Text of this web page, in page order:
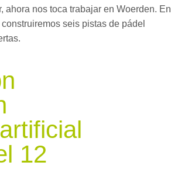
ahora nos toca trabajar en Woerden. En
seis pistas de pádel
12